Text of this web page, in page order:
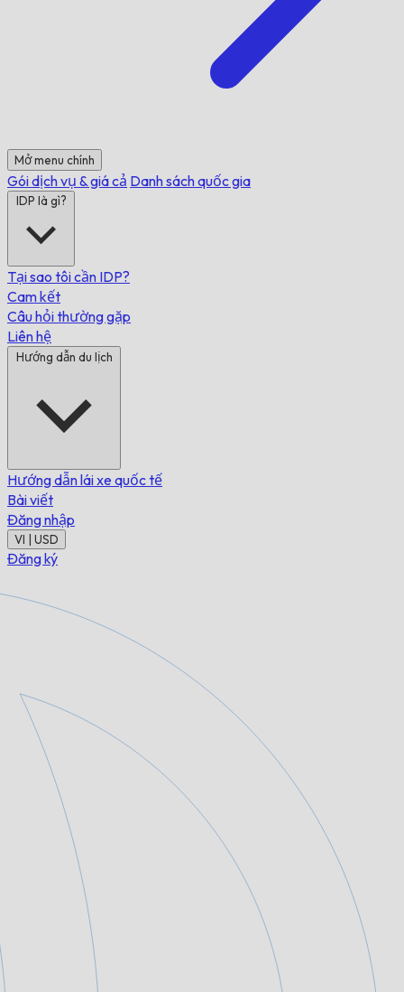
Mở menu chính
Gói dịch vụ & giá cả Danh sách quốc gia
IDP là gì?
Tại sao tôi cần IDP?
Cam kết
Câu hỏi thường gặp
Liên hệ
Hướng dẫn du lịch
Hướng dẫn lái xe quốc tế
Bài viết
Đăng nhập
VI | USD
Đăng ký